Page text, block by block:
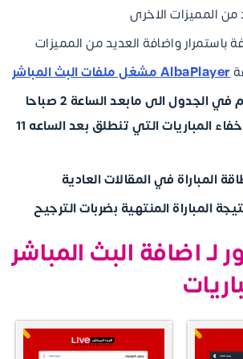
من المميزات الاخرى
باستمرار واضافة العديد من المميزات
AlbaPlayer مشغل ملفات البث المباشر
تاجيل تغير الايام في الجدول الى مابعد الساعة 2 صباحا
من اجل تفادي اخفاء المباريات التي تنطلق بعد الساعه 11
المباراة في المقالات العادية
المباراة المنتهية بضربات الترجيح
اضافة البث المباشر